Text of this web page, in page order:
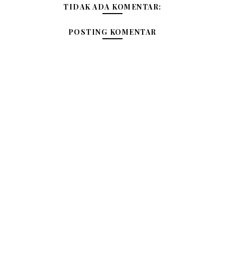
TIDAK ADA KOMENTAR:
POSTING KOMENTAR